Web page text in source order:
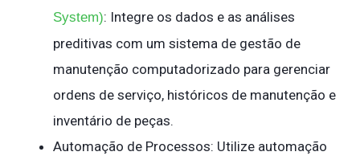
System): Integre os dados e as análises
preditivas com um sistema de gestão de
manutenção computadorizado para gerenciar
ordens de serviço, históricos de manutenção e
inventário de peças.
Automação de Processos: Utilize automação